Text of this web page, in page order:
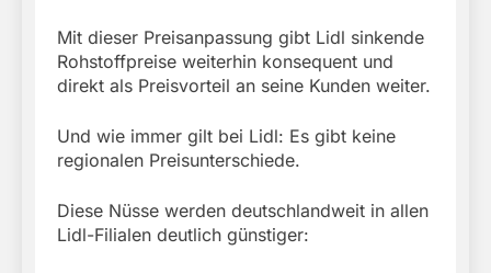
Mit dieser Preisanpassung gibt Lidl sinkende
Rohstoffpreise weiterhin konsequent und
direkt als Preisvorteil an seine Kunden weiter.
Und wie immer gilt bei Lidl: Es gibt keine
regionalen Preisunterschiede.
Diese Nüsse werden deutschlandweit in allen
Lidl-Filialen deutlich günstiger: